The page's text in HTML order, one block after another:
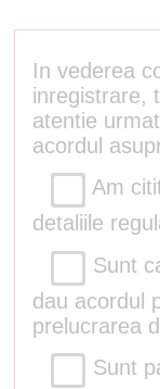
In vederea
inregistrare,
atentie
acordul
Am
detaliile
Sunt
dau acordul
prelucrarea
Sunt